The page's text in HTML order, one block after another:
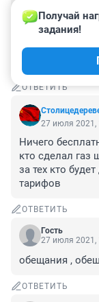
И вроде бы
счёт будет
прокладку
что газ уже
ОТВЕТИТЬ
Получай
задания!
27 июля 2021,
Ничего
кто сделал газ
за тех кто
тарифов
ОТВЕТИТЬ
Гость
27 июля 2021,
обещания ,
ОТВЕТИТЬ